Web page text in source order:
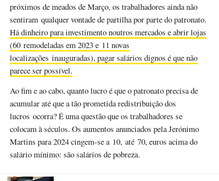
próximos de meados de Março, os trabalhadores ainda não
sentiram qualquer vontade de partilha por parte do patronato.
Há dinheiro para investimento noutros mercados e abrir lojas
(60 remodeladas em 2023 e 11 novas
localizações inauguradas), pagar salários dignos é que não
parece ser possível.
Ao fim e ao cabo, quanto lucro é que o patronato precisa de
acumular até que a tão prometida redistribuição dos
lucros ocorra? É uma questão que os trabalhadores se
colocam à séculos. Os aumentos anunciados pela Jerónimo
Martins para 2024 cingem-se a 10, até 70, euros acima do
salário mínimo: são salários de pobreza.